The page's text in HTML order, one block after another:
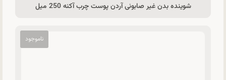
شوینده بدن غیر صابونی آردن پوست چرب آکنه 250 میل